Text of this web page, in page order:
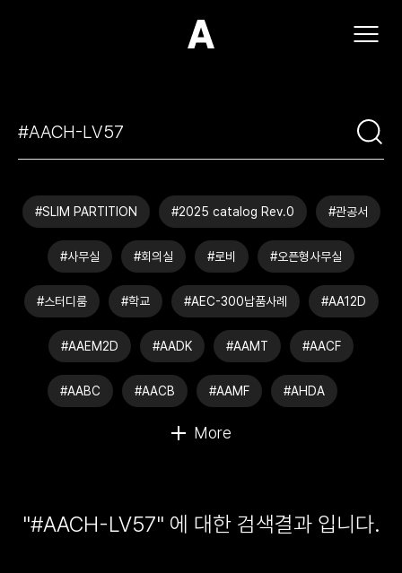
(주)아모스아인스가구
#SLIM PARTITION #2025 catalog Rev.0 #관공서
#사무실 #회의실 #로비 #오픈형사무실
#스터디룸 #학교 #AEC-300납품사례 #AA12D
#AAEM2D #AADK #AAMT #AACF
#AABC #AACB #AAMF #AHDA
"#AACH-LV57" 에 대한 검색결과 입니다.